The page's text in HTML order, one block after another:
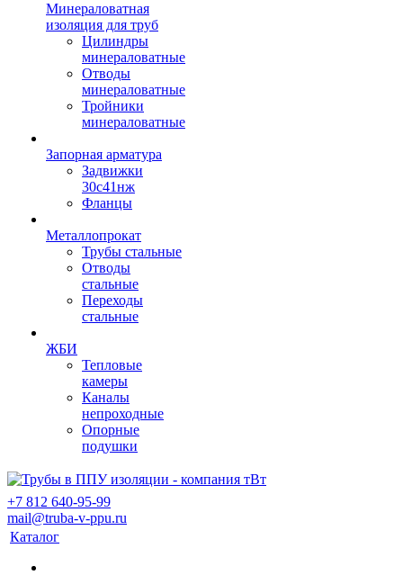
Минераловатная
изоляция для труб
Цилиндры
минераловатные
Отводы
минераловатные
Тройники
минераловатные
Запорная арматура
Задвижки
30с41нж
Фланцы
Металлопрокат
Трубы стальные
Отводы
стальные
Переходы
стальные
ЖБИ
Тепловые
камеры
Каналы
непроходные
Опорные
подушки
+7 812 640-95-99
mail@truba-v-ppu.ru
Каталог